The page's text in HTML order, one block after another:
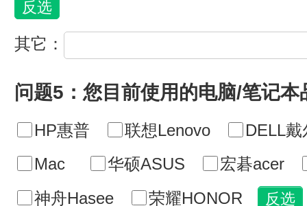
其它：
问题5：您目前使用的电脑/笔记本
HP惠普 联想Lenovo
DELL戴
Mac
华硕ASUS
宏碁acer
神舟Hasee
荣耀HONOR